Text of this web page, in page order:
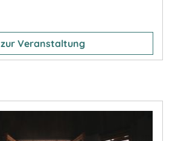
zur Veranstaltung